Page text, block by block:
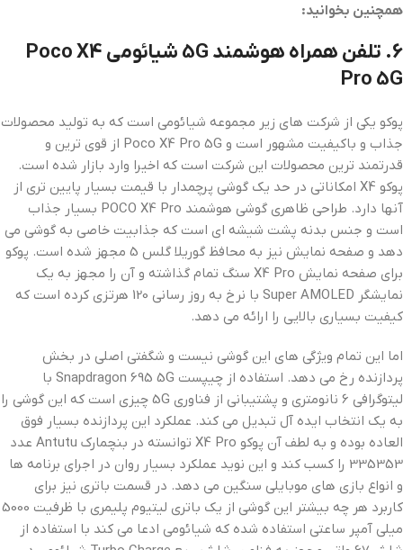
همچنین بخوانید:
6. تلفن همراه هوشمند 5G شیائومی Poco X4
Pro 5G
پوکو یکی از شرکت های زیر مجموعه شیائومی است که به تولید محصولات
جذاب و باکیفیت مشهور است و Poco X4 Pro 5G از قوی ترین و
قدرتمند ترین محصولات این شرکت است که اخیرا وارد بازار شده است.
پوکو X4 امکاناتی در حد یک گوشی پرچمدار با قیمت بسیار پایین تری از
آنها دارد. طراحی ظاهری گوشی هوشمند POCO X4 Pro بسیار جذاب
است و جنس بدنه پشت شیشه ای است که جذابیت خاصی به گوشی می
دهد و صفحه نمایش نیز به محافظ گوریلا گلس 5 مجهز شده است. پوکو
برای صفحه نمایش X4 Pro سنگ تمام گذاشته و آن را مجهز به یک
نمایشگر Super AMOLED با نرخ به روز رسانی 120 هرتزی کرده است که
کیفیت بسیاری بالایی را ارائه می دهد.
اما این تمام ویژگی های این گوشی نیست و شگفتی اصلی در بخش
پردازنده رخ می دهد. استفاده از چیپست Snapdragon 695 5G با
لیتوگرافی 6 نانومتری و پشتیبانی از فناوری 5G چیزی است که این گوشی را
به یک انتخاب ایده آل تبدیل می کند. عملکرد این پردازنده بسیار فوق
العاده بوده و به لطف آن پوکو X4 Pro توانسته در بنچمارک Antutu عدد
335353 را کسب کند و این نوید عملکرد بسیار روان در اجرای برنامه ها
و انواع بازی های موبایلی سنگین می دهد. در قسمت باتری نیز برای
کاربرد هر چه بیشتر این گوشی از یک باتری لیتیوم پلیمری با ظرفیت 5000
میلی آمپر ساعتی استفاده شده که شیائومی ادعا می کند با استفاده از